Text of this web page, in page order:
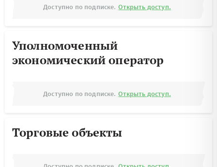
Доступно по подписке. Открыть доступ.
Уполномоченный
экономический оператор
Доступно по подписке. Открыть доступ.
Торговые объекты